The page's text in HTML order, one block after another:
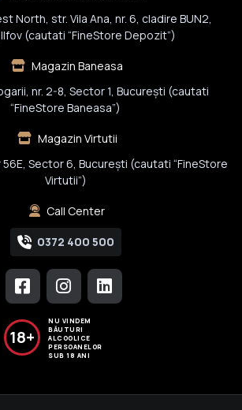
North, str. Vila Ana, nr. 6, cladire BUN2,
(cautati “FineStore Depozit”)
Magazin Baneasa
nr. 2-8, Sector 1, Bucureşti (cautati
“FineStore Baneasa”)
Magazin Virtutii
Sector 6, București (cautati “FineStore
Virtutii”)
Call Center
0372 400 500
18+
NU VINDEM
BĂUTURI
ALCOOLICE
PERSOANELOR
SUB 18 ANI